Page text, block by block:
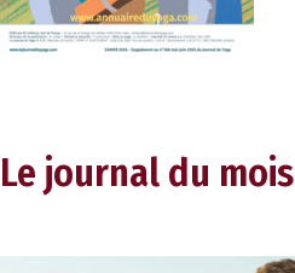
Le journal du mois